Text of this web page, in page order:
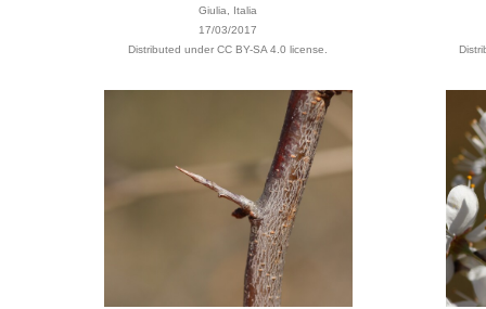
Giulia, Italia
17/03/2017
Distributed under CC BY-SA 4.0 license.